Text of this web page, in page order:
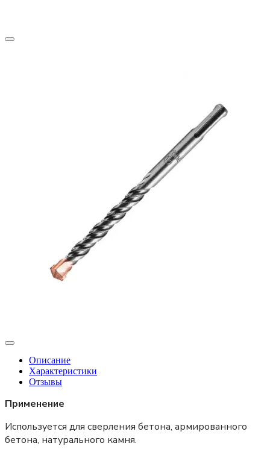
Описание
Характеристики
Отзывы
Применение
Используется для сверления бетона, армированного
бетона, натурального камня.